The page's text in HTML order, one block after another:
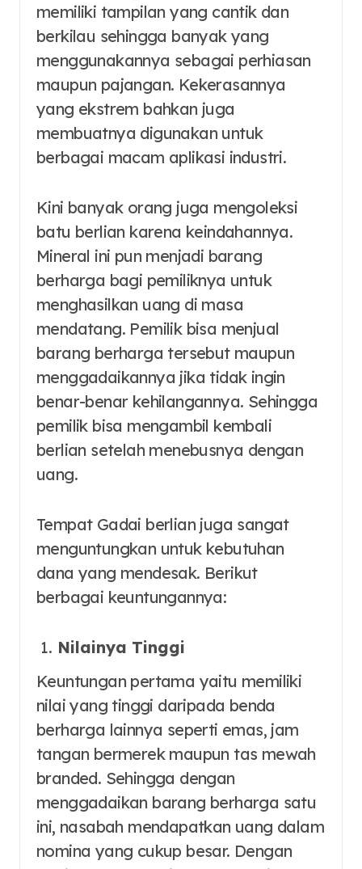
memiliki tampilan yang cantik dan
berkilau sehingga banyak yang
menggunakannya sebagai perhiasan
maupun pajangan. Kekerasannya
yang ekstrem bahkan juga
membuatnya digunakan untuk
berbagai macam aplikasi industri.
Kini banyak orang juga mengoleksi
batu berlian karena keindahannya.
Mineral ini pun menjadi barang
berharga bagi pemiliknya untuk
menghasilkan uang di masa
mendatang. Pemilik bisa menjual
barang berharga tersebut maupun
menggadaikannya jika tidak ingin
benar-benar kehilangannya. Sehingga
pemilik bisa mengambil kembali
berlian setelah menebusnya dengan
uang.
Tempat Gadai berlian juga sangat
menguntungkan untuk kebutuhan
dana yang mendesak. Berikut
berbagai keuntungannya:
Nilainya Tinggi
Keuntungan pertama yaitu memiliki
nilai yang tinggi daripada benda
berharga lainnya seperti emas, jam
tangan bermerek maupun tas mewah
branded. Sehingga dengan
menggadaikan barang berharga satu
ini, nasabah mendapatkan uang dalam
nomina yang cukup besar. Dengan